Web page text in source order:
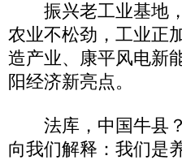
振兴老工业基地，
农业不松劲，工业正
造产业、康平风电新
阳经济新亮点。
法库，中国牛县？
向我们解释：我们是